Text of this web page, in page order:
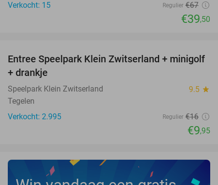
Verkocht: 15
Regulier €67
€39,50
38%
Entree Speelpark Klein Zwitserland + minigolf
+ drankje
Speelpark Klein Zwitserland 9.5 star
Tegelen
Verkocht: 2.995
Regulier €16
€9,95